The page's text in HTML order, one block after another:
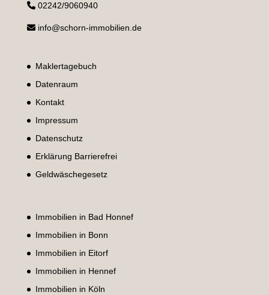
02242/9060940
info@schorn-immobilien.de
Maklertagebuch
Datenraum
Kontakt
Impressum
Datenschutz
Erklärung Barrierefrei
Geldwäschegesetz
Immobilien in Bad Honnef
Immobilien in Bonn
Immobilien in Eitorf
Immobilien in Hennef
Immobilien in Köln